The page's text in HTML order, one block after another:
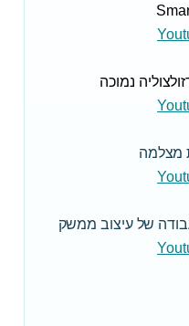
נמוכה
מצלמה
של עיצוב ממשק